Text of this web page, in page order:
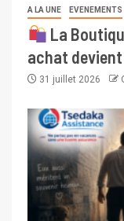
A LA UNE EVENEMENTS
La
achat devient
31 juillet 2026